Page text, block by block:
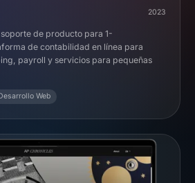
2023
de producto para 1-
de contabilidad en línea para
payroll y servicios para pequeñas
Desarrollo Web